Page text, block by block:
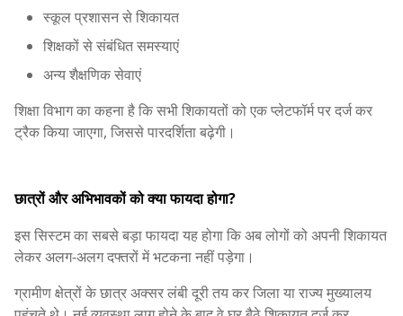
स्कूल प्रशासन से शिकायत
शिक्षकों से संबंधित समस्याएं
अन्य शैक्षणिक सेवाएं
शिक्षा विभाग का कहना है कि सभी शिकायतों को एक प्लेटफॉर्म पर दर्ज कर
ट्रैक किया जाएगा, जिससे पारदर्शिता बढ़ेगी।
छात्रों और अभिभावकों को क्या फायदा होगा?
इस सिस्टम का सबसे बड़ा फायदा यह होगा कि अब लोगों को अपनी शिकायत
लेकर अलग-अलग दफ्तरों में भटकना नहीं पड़ेगा।
ग्रामीण क्षेत्रों के छात्र अक्सर लंबी दूरी तय कर जिला या राज्य मुख्यालय